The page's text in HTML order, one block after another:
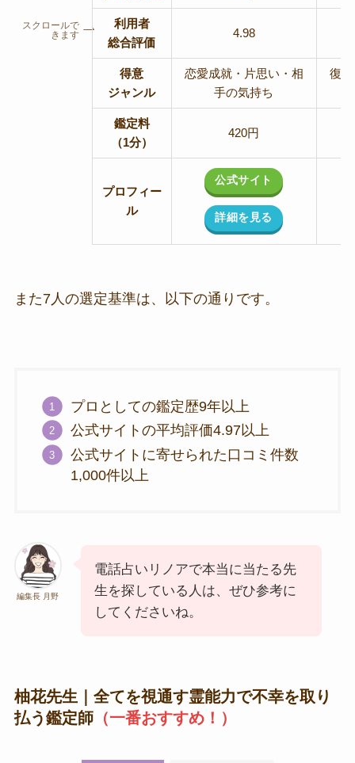
スクロールで
きます
利用者
総合評価
4.98
得意
ジャンル
恋愛成就・片思い・相
手の気持ち
復
鑑定料
（1分）
420円
プロフィー
ル
公式サイト
詳細を見る
また7人の選定基準は、以下の通りです。
プロとしての鑑定歴9年以上
公式サイトの平均評価4.97以上
公式サイトに寄せられた口コミ件数
1,000件以上
編集長 月野
電話占いリノアで本当に当たる先
生を探している人は、ぜひ参考に
してくださいね。
柚花先生｜全てを視通す霊能力で不幸を取り
払う鑑定師（一番おすすめ！）